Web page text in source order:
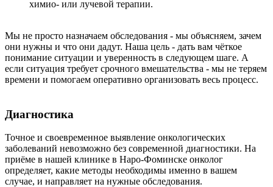
химио- или лучевой терапии.
Мы не просто назначаем обследования - мы объясняем, зачем
они нужны и что они дадут. Наша цель - дать вам чёткое
понимание ситуации и уверенность в следующем шаге. А
если ситуация требует срочного вмешательства - мы не теряем
времени и помогаем оперативно организовать весь процесс.
Диагностика
Точное и своевременное выявление онкологических
заболеваний невозможно без современной диагностики. На
приёме в нашей клинике в Наро-Фоминске онколог
определяет, какие методы необходимы именно в вашем
случае, и направляет на нужные обследования.